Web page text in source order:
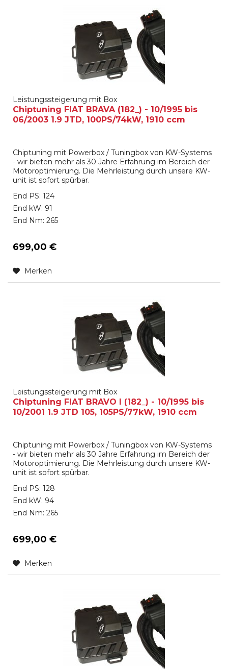
Leistungssteigerung mit Box
Chiptuning FIAT BRAVA (182_) - 10/1995 bis
06/2003 1.9 JTD, 100PS/74kW, 1910 ccm
Chiptuning mit Powerbox / Tuningbox von KW-Systems
- wir bieten mehr als 30 Jahre Erfahrung im Bereich der
Motoroptimierung. Die Mehrleistung durch unsere KW-
unit ist sofort spürbar.
End PS: 124
End kW: 91
End Nm: 265
699,00 €
Merken
Leistungssteigerung mit Box
Chiptuning FIAT BRAVO I (182_) - 10/1995 bis
10/2001 1.9 JTD 105, 105PS/77kW, 1910 ccm
Chiptuning mit Powerbox / Tuningbox von KW-Systems
- wir bieten mehr als 30 Jahre Erfahrung im Bereich der
Motoroptimierung. Die Mehrleistung durch unsere KW-
unit ist sofort spürbar.
End PS: 128
End kW: 94
End Nm: 265
699,00 €
Merken